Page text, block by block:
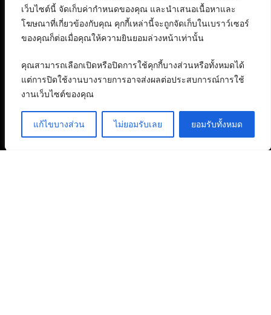
เว็บไซต์นี้ จัดเก็บค่ากำหนดของคุณ และนำเสนอเนื้อหาและ
โฆษณาที่เกี่ยวข้องกับคุณ คุกกี้เหล่านี้จะถูกจัดเก็บในเบราว์เซอร์
ของคุณก็ต่อเมื่อคุณให้ความยินยอมล่วงหน้าเท่านั้น
คุณสามารถเลือกเปิดหรือปิดการใช้คุกกี้บางส่วนหรือทั้งหมดได้
แต่การปิดใช้งานบางรายการอาจส่งผลต่อประสบการณ์การใช้
งานเว็บไซต์ของคุณ
แก้ไขบางส่วน ไม่ยอมรับเลย ยอมรับทั้งหมด